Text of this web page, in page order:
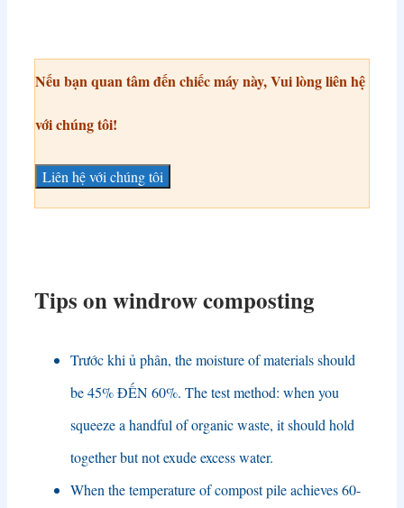
Nếu bạn quan tâm đến chiếc máy này, Vui lòng liên hệ
với chúng tôi!
Liên hệ với chúng tôi
Tips on windrow composting
Trước khi ủ phân, the moisture of materials should
be45% ĐẾN 60%. The test method: when you
squeeze a handful of organic waste, it should hold
together but not exude excess water.
When the temperature of compost pile achieves60-